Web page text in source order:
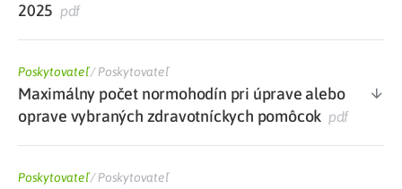
2025 pdf
Poskytovateľ/Poskytovateľ
Maximálny počet normohodín pri úprave alebo
oprave vybraných zdravotníckych pomôcok pdf
Poskytovateľ/Poskytovateľ